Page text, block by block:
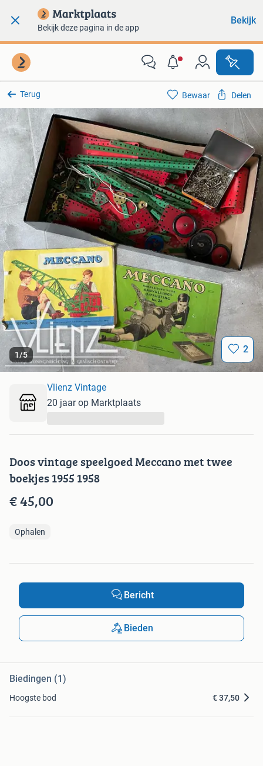
Bekijk deze pagina in de app
Bekijk
Terug
1/5 2
Bewaar Delen
Doos vintage speelgoed Meccano met twee
boekjes 1955 1958
€ 45,00
Ophalen
Vlienz Vintage
20 jaar op Marktplaats
Bericht
Bieden
Biedingen (1)
Hoogste bod € 37,50